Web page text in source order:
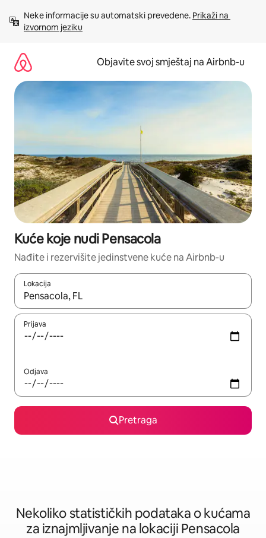
sadržaj
Neke informacije su automatski prevedene. Prikaži na
izvornom jeziku
Objavite svoj smještaj na Airbnb-u
Kuće koje nudi Pensacola
Nađite i rezervišite jedinstvene kuće na Airbnb-u
Lokacija
Kad su rezultati dostupni, možete da se krećete kroz njih
Prijava
Odjava
Pretraga
Nekoliko statističkih podataka o kućama
za iznajmljivanje na lokaciji Pensacola